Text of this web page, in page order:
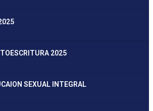
2025
SEXUAL INTEGRAL